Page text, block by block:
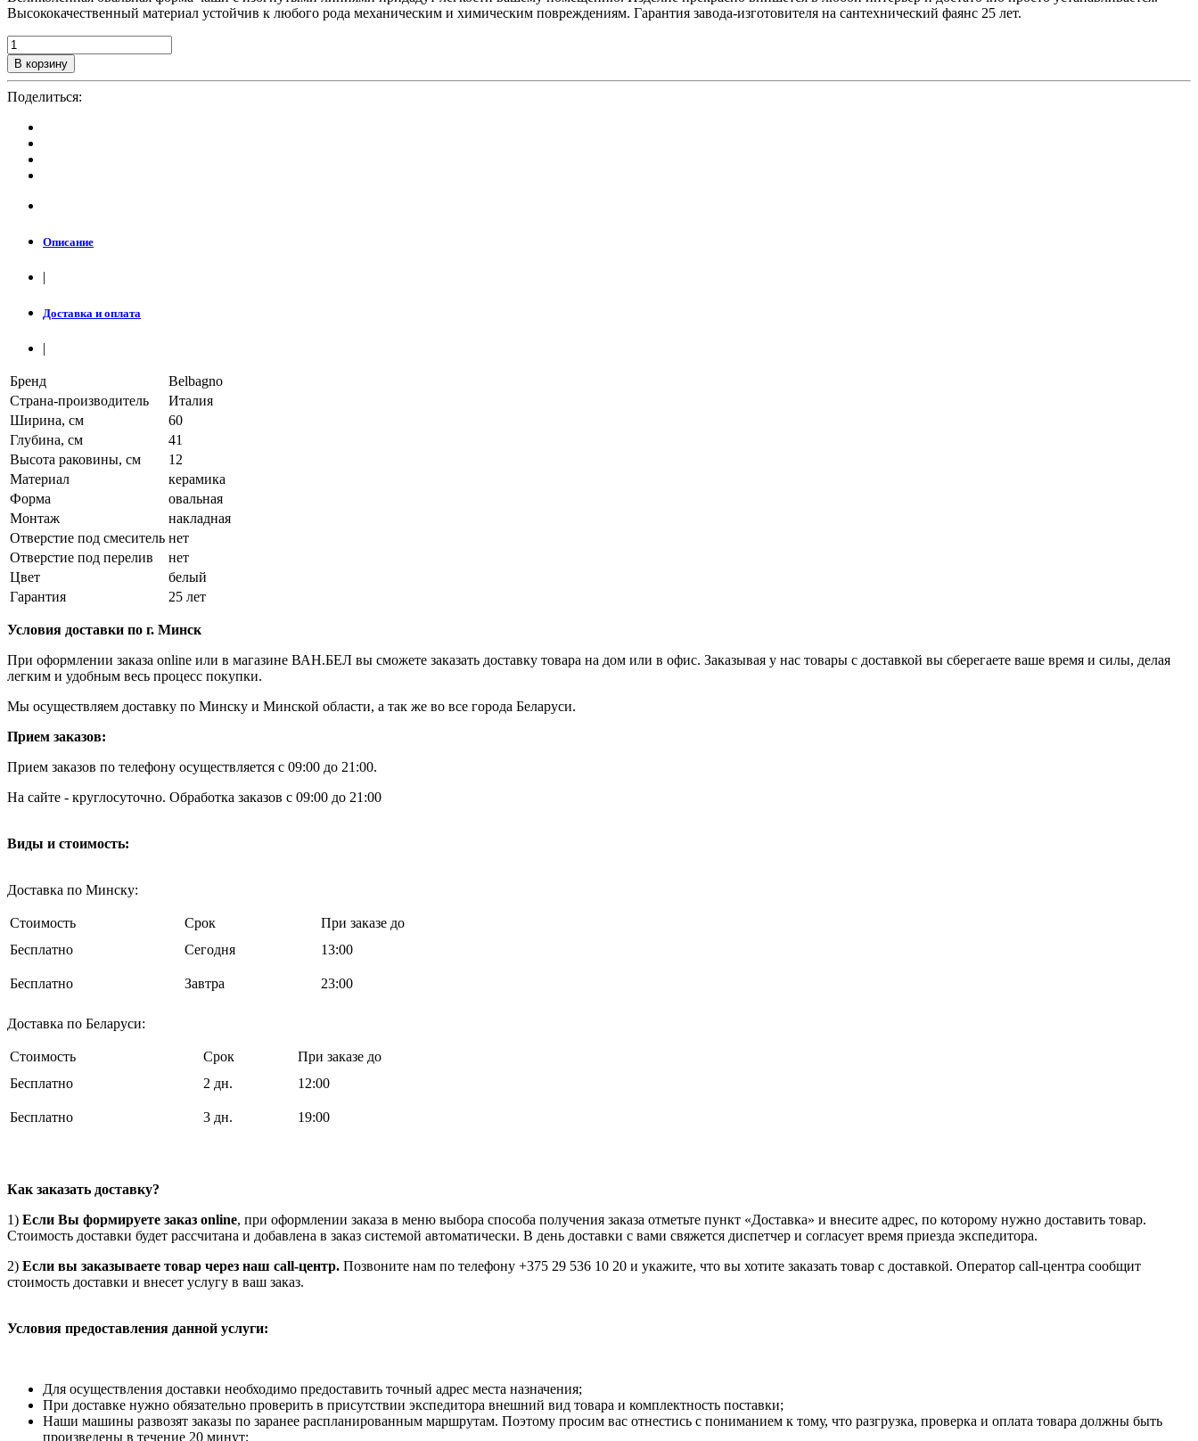
Высококачественный материал устойчив к любого рода механическим и химическим повреждениям. Гарантия завода-изготовителя на сантехнический фаянс 25 лет.
В корзину
Поделиться:
Описание
|
Доставка и оплата
|
Бренд
Belbagno
Страна-производитель
Италия
Ширина, см
60
Глубина, см
41
Высота раковины, см
12
Материал
керамика
Форма
овальная
Монтаж
накладная
Отверстие под смеситель нет
Отверстие под перелив
нет
Цвет
белый
Гарантия
25 лет
Условия доставки по г. Минск
При оформлении заказа online или в магазине ВАН.БЕЛ вы сможете заказать доставку товара на дом или в офис. Заказывая у нас товары с доставкой вы сберегаете ваше время и силы, делая
легким и удобным весь процесс покупки.
Мы осуществляем доставку по Минску и Минской области, а так же во все города Беларуси.
Прием заказов:
Прием заказов по телефону осуществляется с 09:00 до 21:00.
На сайте - круглосуточно. Обработка заказов с 09:00 до 21:00
Виды и стоимость:
Доставка по Минску:
Стоимость Срок
При заказе до
Бесплатно
Cегодня 13:00
Бесплатно Завтра 23:00
Доставка по Беларуси:
Стоимость Срок
При заказе до
Бесплатно
2 дн. 12:00
Бесплатно 3 дн. 19:00
Как заказать доставку?
1) Если Вы формируете заказ online, при оформлении заказа в меню выбора способа получения заказа отметьте пункт «Доставка» и внесите адрес, по которому нужно доставить товар.
Стоимость доставки будет рассчитана и добавлена в заказ системой автоматически. В день доставки с вами свяжется диспетчер и согласует время приезда экспедитора.
2) Если вы заказываете товар через наш call-центр. Позвоните нам по телефону +375 29 536 10 20 и укажите, что вы хотите заказать товар с доставкой. Оператор call-центра сообщит
стоимость доставки и внесет услугу в ваш заказ.
Условия предоставления данной услуги:
Для осуществления доставки необходимо предоставить точный адрес места назначения;
При доставке нужно обязательно проверить в присутствии экспедитора внешний вид товара и комплектность поставки;
Наши машины развозят заказы по заранее распланированным маршрутам. Поэтому просим вас отнестись с пониманием к тому, что разгрузка, проверка и оплата товара должны быть
произведены в течение 20 минут;